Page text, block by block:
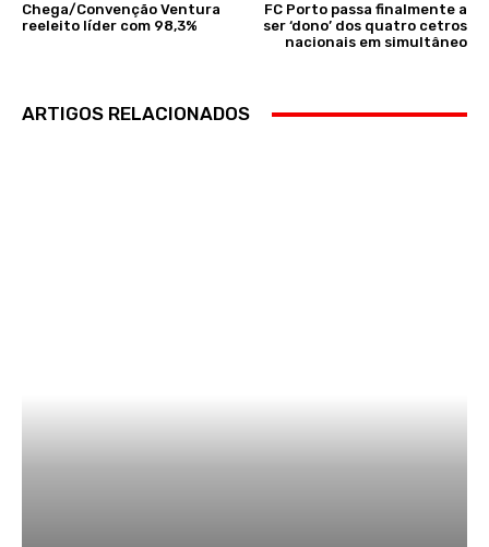
Chega/Convenção Ventura
reeleito líder com 98,3%
FC Porto passa finalmente a
ser ‘dono’ dos quatro cetros
nacionais em simultâneo
ARTIGOS RELACIONADOS